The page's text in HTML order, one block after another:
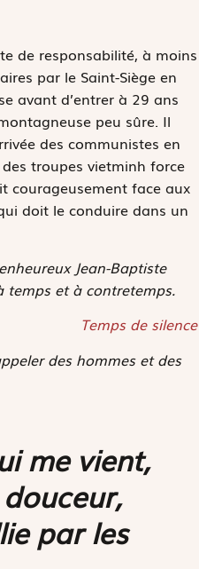
de responsabilité, à moins
par le Saint-Siège en
avant d’entrer à 29 ans
peu sûre. Il
des communistes en
troupes vietminh force
courageusement face aux
doit le conduire dans un
Jean-Baptiste
temps et à contretemps.
Temps de silence
des hommes et des
me vient,
par les